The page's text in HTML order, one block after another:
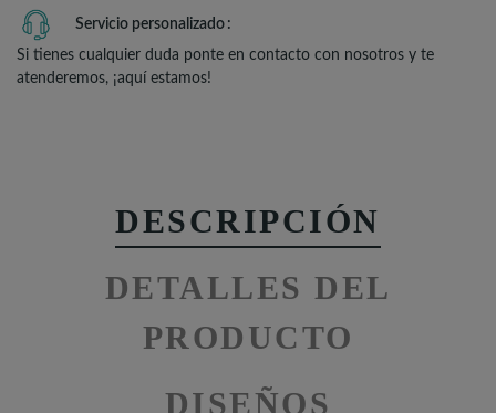
Servicio personalizado
Si tienes cualquier duda ponte en contacto con nosotros y te
atenderemos, ¡aquí estamos!
DESCRIPCIÓN
DETALLES DEL
PRODUCTO
DISEÑOS